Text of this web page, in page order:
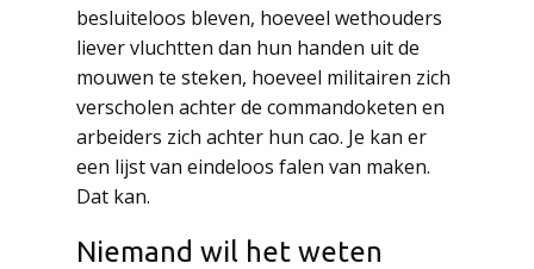
besluiteloos bleven, hoeveel wethouders
liever vluchtten dan hun handen uit de
mouwen te steken, hoeveel militairen zich
verscholen achter de commandoketen en
arbeiders zich achter hun cao. Je kan er
een lijst van eindeloos falen van maken.
Dat kan.
Niemand wil het weten